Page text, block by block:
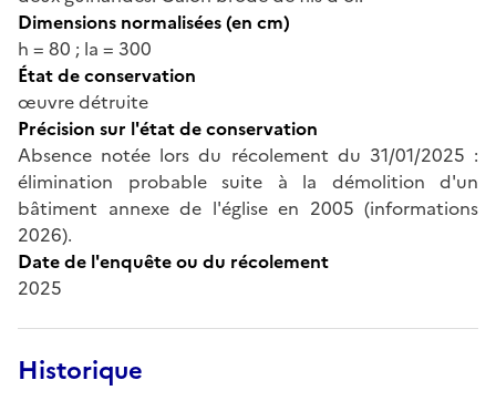
Dimensions normalisées (en cm)
h = 80 ; la = 300
État de conservation
œuvre détruite
Précision sur l'état de conservation
Absence notée lors du récolement du 31/01/2025 :
élimination probable suite à la démolition d'un
bâtiment annexe de l'église en 2005 (informations
2026).
Date de l'enquête ou du récolement
2025
Historique